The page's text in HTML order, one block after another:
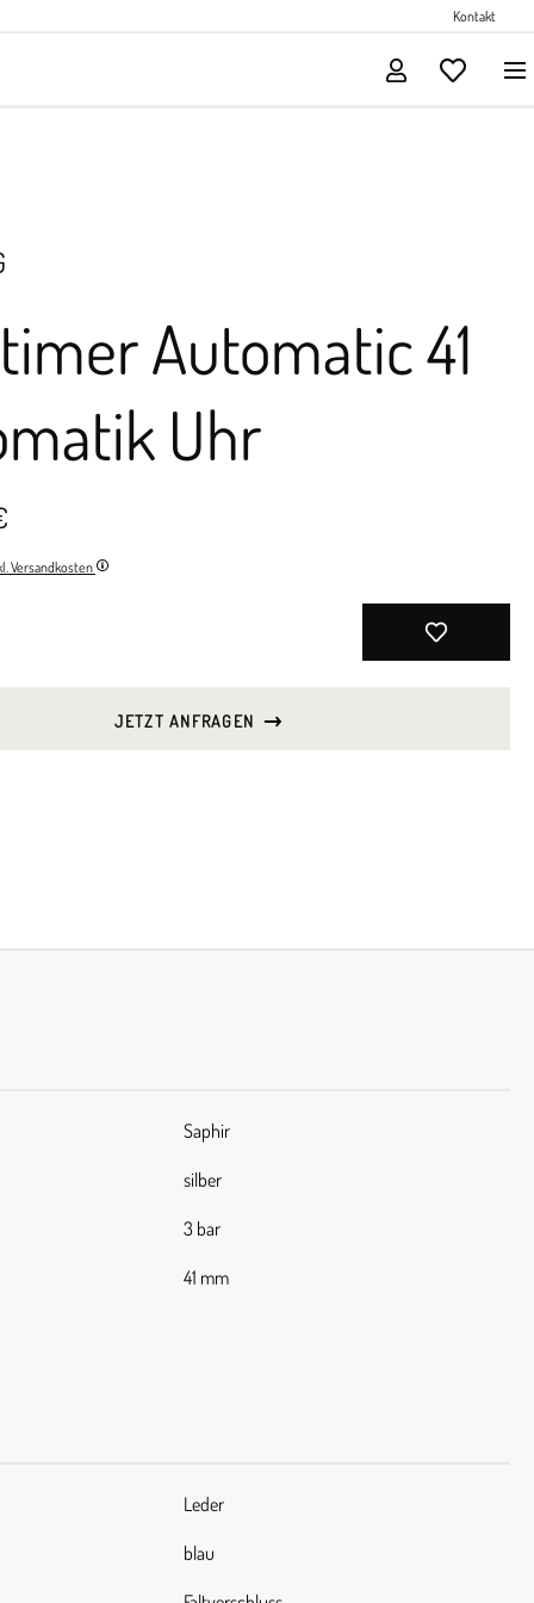
Kontakt
Automatic 41
Uhr
Versandkosten
JETZT ANFRAGEN
Saphir
silber
3 bar
41 mm
Leder
blau